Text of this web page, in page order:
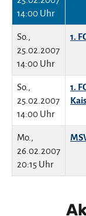
14:00 Uhr
So.,
25.02.2007
14:00 Uhr
1.
So.,
25.02.2007
14:00 Uhr
1.
Mo.,
26.02.2007
20:15 Uhr